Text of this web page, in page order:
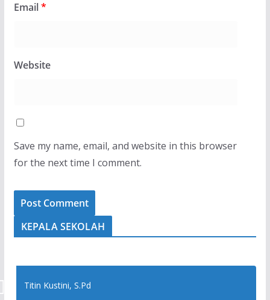
Email*
Website
Save my name, email, and website in this browser
for the next time I comment.
KEPALA SEKOLAH
Titin Kustini, S.Pd